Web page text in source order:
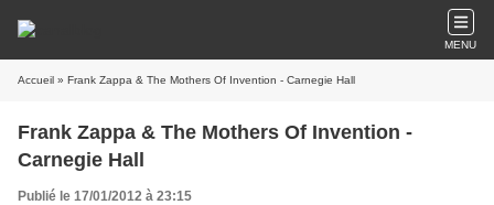
MENU
Accueil » Frank Zappa & The Mothers Of Invention - Carnegie Hall
Frank Zappa & The Mothers Of Invention -
Carnegie Hall
Publié le 17/01/2012 à 23:15